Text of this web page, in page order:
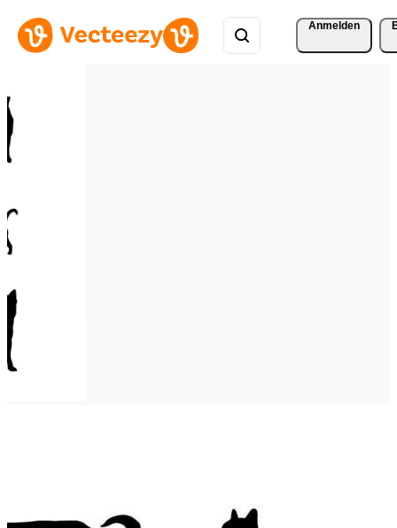
Anmelden